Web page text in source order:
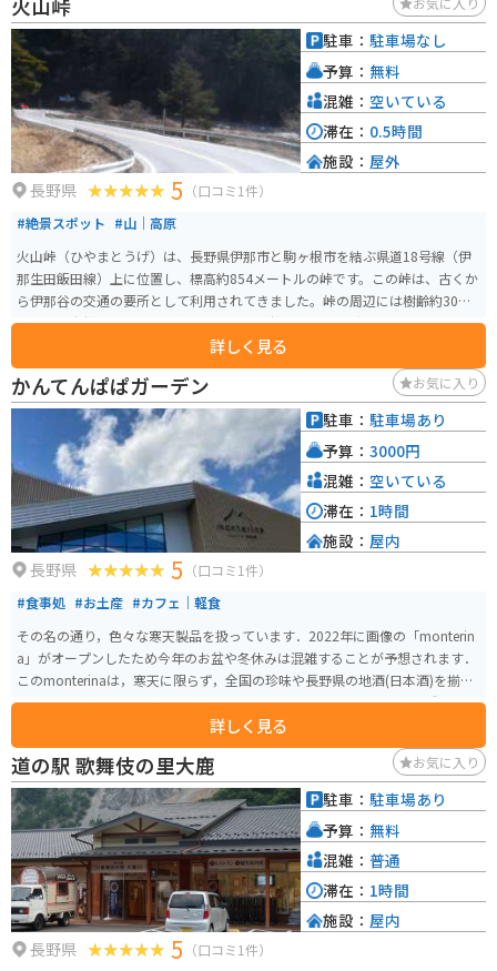
の区間もあるため慎重な走行が必要。周辺では伊那名物のソースカツ丼やロ
ーメン、大鹿の塩などのグルメも楽しめる。
火山峠
長野県 5 （口コミ1件）
#絶景スポット #山｜高原
火山峠（ひやまとうげ）は、長野県伊那市と駒ヶ根市を結ぶ県道18号線（伊
那生田飯田線）上に位置し、標高約854メートルの峠です。この峠は、古くか
ら伊那谷の交通の要所として利用されてきました。峠の周辺には樹齢約300年
とされる老松があり、その根元には俳人・松尾芭蕉の句碑が建てられていま
す。この句碑は明治時代初期に建立され、歴史的な趣を感じさせます。 程よ
いコーナーと直線がつづき、バイクやスポーツカーで走るのに最高の道です。
秋は広葉樹の紅葉が綺麗です。オープンカーでの走行はとても気持ちの良い
道です。峠からは南アルプスの美しい景観を望むことができ、四季折々の自然
を満喫できるスポットとして親しまれています。
詳しく見る
駐車： 駐車場なし
予算： 無料
混雑： 空いている
滞在： 0.5時間
施設： 屋外
かんてんぱぱガーデン お気に入り
長野県 5 （口コミ1件）
#食事処 #お土産 #カフェ｜軽食
その名の通り，色々な寒天製品を扱っています．2022年に画像の「monterin
a」がオープンしたため今年のお盆や冬休みは混雑することが予想されます．
このmonterinaは，寒天に限らず，全国の珍味や長野県の地酒(日本酒)を揃え
ており，どんな世代の方にも楽しんでいただけると思います．地方の意外な
珍味に出会えるかもしれません．詳しく見る
駐車： 駐車場あり
予算： 3000円
混雑： 空いている
滞在： 1時間
施設： 屋内
道の駅 歌舞伎の里大鹿 お気に入り
長野県 5 （口コミ1件）
駐車： 駐車場あり
予算： 無料
混雑： 普通
滞在： 1時間
施設： 屋内